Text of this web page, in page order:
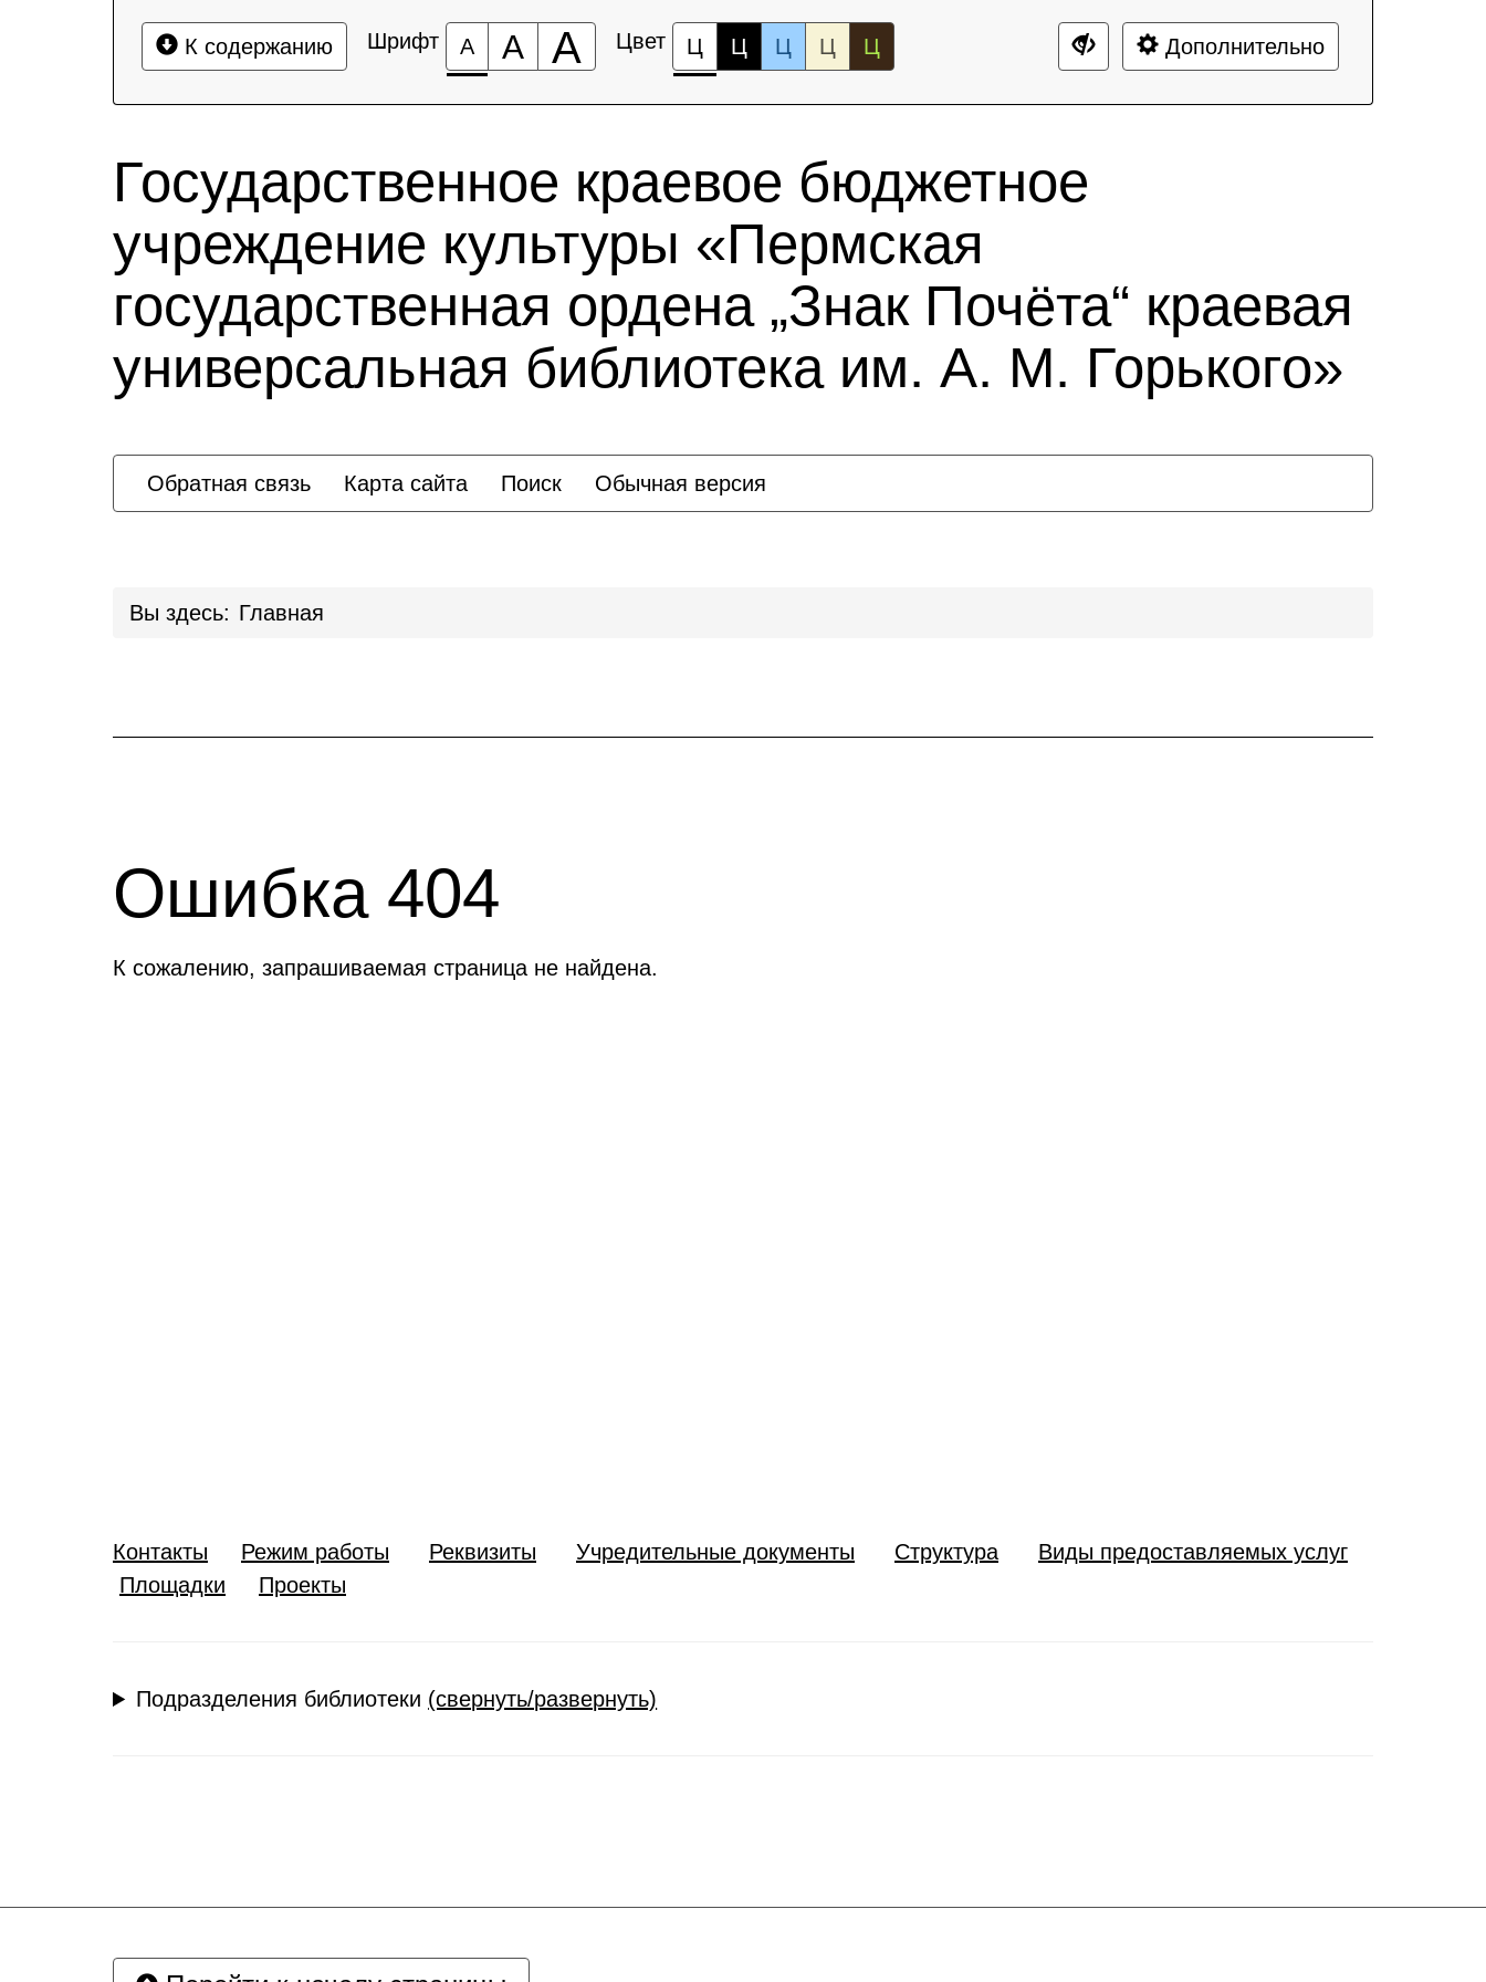
К содержанию Шрифт А А А Цвет Ц Ц Ц Ц Ц Дополнительно
Государственное краевое бюджетное
учреждение культуры «Пермская
государственная ордена „Знак Почёта“ краевая
универсальная библиотека им. А. М. Горького»
Обратная связь Карта сайта Поиск Обычная версия
Вы здесь: Главная
Ошибка 404
К сожалению, запрашиваемая страница не найдена.
Контакты Режим работы Реквизиты Учредительные документы Структура
Виды предоставляемых услуг
Площадки
Проекты
Подразделения библиотеки (свернуть/развернуть)